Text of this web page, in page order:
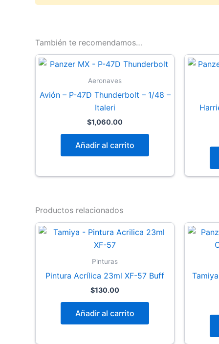
También te recomendamos…
Aeronaves
Avión – P-47D Thunderbolt – 1/48 –
Italeri
$1,060.00
Añadir al carrito
Productos relacionados
Pinturas
Pintura Acrílica 23ml XF-57 Buff
$130.00
Añadir al carrito